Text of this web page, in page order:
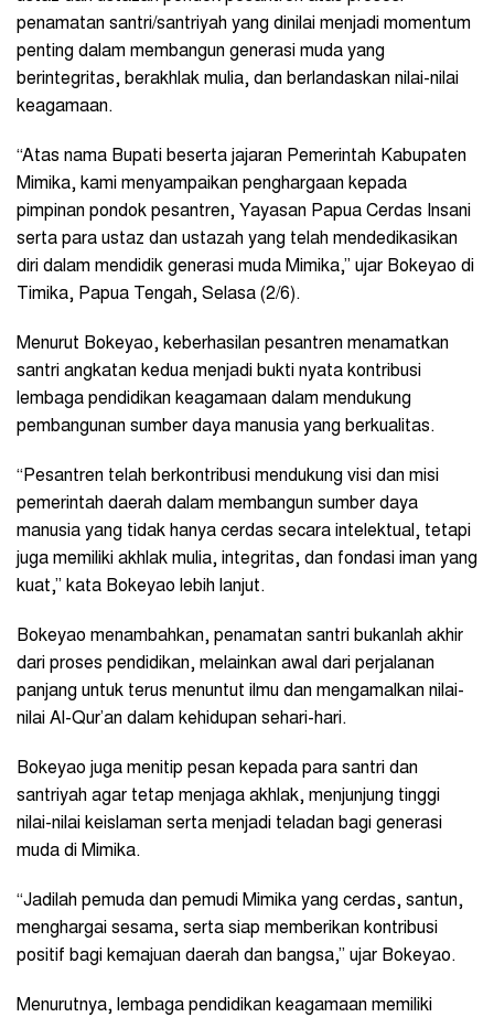
penamatan santri/santriyah yang dinilai menjadi momentum
penting dalam membangun generasi muda yang
berintegritas, berakhlak mulia, dan berlandaskan nilai-nilai
keagamaan.
“Atas nama Bupati beserta jajaran Pemerintah Kabupaten
Mimika, kami menyampaikan penghargaan kepada
pimpinan pondok pesantren, Yayasan Papua Cerdas Insani
serta para ustaz dan ustazah yang telah mendedikasikan
diri dalam mendidik generasi muda Mimika,” ujar Bokeyao di
Timika, Papua Tengah, Selasa (2/6).
Menurut Bokeyao, keberhasilan pesantren menamatkan
santri angkatan kedua menjadi bukti nyata kontribusi
lembaga pendidikan keagamaan dalam mendukung
pembangunan sumber daya manusia yang berkualitas.
“Pesantren telah berkontribusi mendukung visi dan misi
pemerintah daerah dalam membangun sumber daya
manusia yang tidak hanya cerdas secara intelektual, tetapi
juga memiliki akhlak mulia, integritas, dan fondasi iman yang
kuat,” kata Bokeyao lebih lanjut.
Bokeyao menambahkan, penamatan santri bukanlah akhir
dari proses pendidikan, melainkan awal dari perjalanan
panjang untuk terus menuntut ilmu dan mengamalkan nilai-
nilai Al-Qur’an dalam kehidupan sehari-hari.
Bokeyao juga menitip pesan kepada para santri dan
santriyah agar tetap menjaga akhlak, menjunjung tinggi
nilai-nilai keislaman serta menjadi teladan bagi generasi
muda di Mimika.
“Jadilah pemuda dan pemudi Mimika yang cerdas, santun,
menghargai sesama, serta siap memberikan kontribusi
positif bagi kemajuan daerah dan bangsa,” ujar Bokeyao.
Menurutnya, lembaga pendidikan keagamaan memiliki